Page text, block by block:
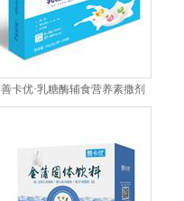
善卡优·乳糖酶辅食营养素撒剂